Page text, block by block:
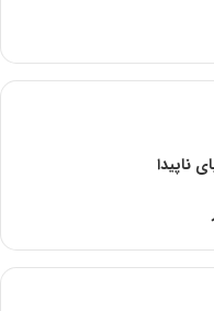
ناپیدا